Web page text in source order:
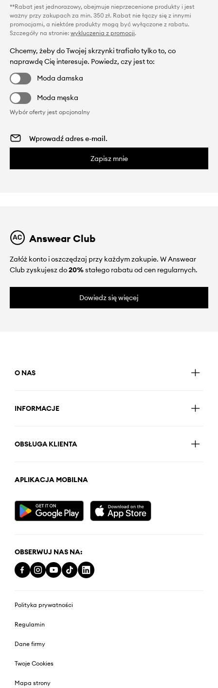
**Rabat jest jednorazowy, obejmuje nieprzecenione produkty i jest
ważny przy zakupach za min. 350 zł. Rabat nie łączy się z innymi
promocjami, a niektóre produkty mogą być wyłączone z rabatu.
Szczegóły na stronie: wykluczenia z promocji.
Chcemy, żeby do Twojej skrzynki trafiało tylko to, co
naprawdę Cię interesuje. Powiedz, czy jest to:
Moda damska
Moda męska
Wybór oferty jest opcjonalny
Zapisz mnie
Answear Club
Załóż konto i oszczędzaj przy każdym zakupie. W Answear
Club zyskujesz do20%stałego rabatu od cen regularnych.
Dowiedz się więcej
O NAS
INFORMACJE
OBSŁUGA KLIENTA
APLIKACJA MOBILNA
OBSERWUJ NAS NA:
Polityka prywatności
Regulamin
Dane firmy
Twoje Cookies
Mapa strony